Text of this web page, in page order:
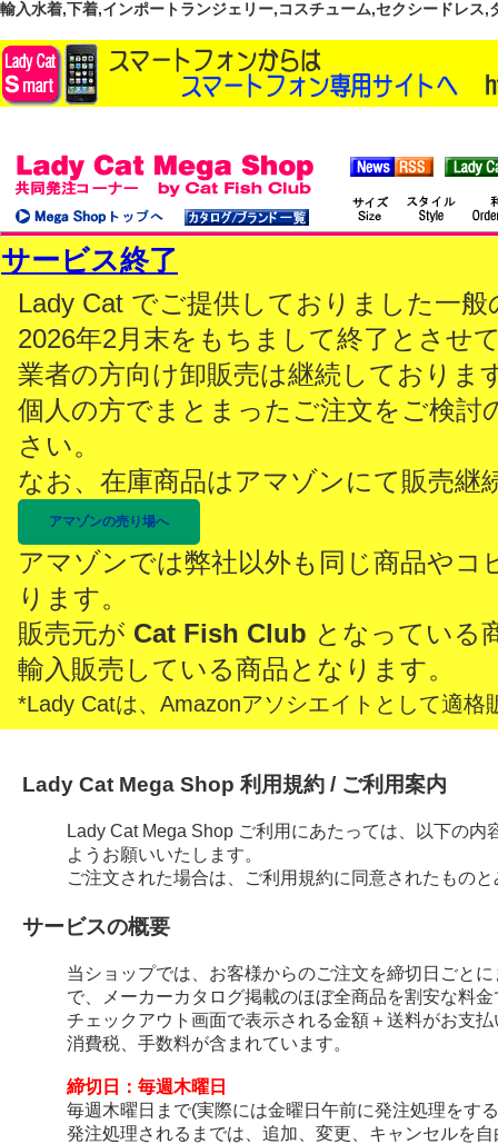
輸入水着,下着,インポートランジェリー,コスチューム,セクシードレス
サービス終了
Lady Cat でご提供しておりました一
2026年2月末をもちまして終了とさせ
業者の方向け卸販売は継続しておりま
個人の方でまとまったご注文をご検討
さい。
なお、在庫商品はアマゾンにて販売継
アマゾンの売り場へ
アマゾンでは弊社以外も同じ商品やコ
ります。
販売元が Cat Fish Club となっている
輸入販売している商品となります。
*Lady Catは、Amazonアソシエイトとして適格
Lady Cat Mega Shop 利用規約 / ご利用案内
Lady Cat Mega Shop ご利用にあたっては、以下の
ようお願いいたします。
ご注文された場合は、ご利用規約に同意されたもの
サービスの概要
当ショップでは、お客様からのご注文を締切日ごと
で、メーカーカタログ掲載のほぼ全商品を割安な料
チェックアウト画面で表示される金額＋送料がお支
消費税、手数料が含まれています。
締切日：毎週木曜日
毎週木曜日まで(実際には金曜日午前に発注処理をす
発注処理されるまでは、追加、変更、キャンセルを